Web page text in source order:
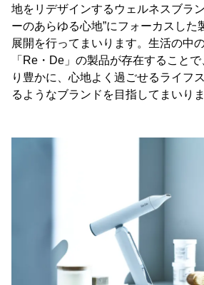
地をリデザインするウェルネスブラ
ーのあらゆる心地”にフォーカスした
展開を行ってまいります。生活の中
「Re・De」の製品が存在すること
り豊かに、心地よく過ごせるライフ
るようなブランドを目指してまいりま